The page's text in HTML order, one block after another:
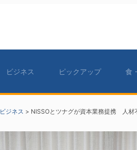
ビジネス ピックアップ 食
ビジネス > NISSOとツナグが資本業務提携 人材